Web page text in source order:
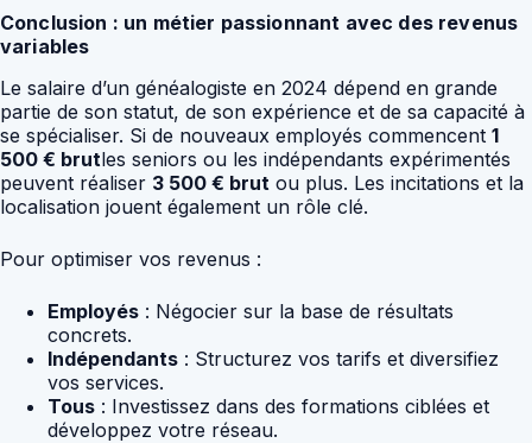
Conclusion : un métier passionnant avec des revenus
variables
Le salaire d’un généalogiste en 2024 dépend en grande
partie de son statut, de son expérience et de sa capacité à
se spécialiser. Si de nouveaux employés commencent 1
500 € brutles seniors ou les indépendants expérimentés
peuvent réaliser 3 500 € brut ou plus. Les incitations et la
localisation jouent également un rôle clé.
Pour optimiser vos revenus :
Employés : Négocier sur la base de résultats
concrets.
Indépendants : Structurez vos tarifs et diversifiez
vos services.
Tous : Investissez dans des formations ciblées et
développez votre réseau.